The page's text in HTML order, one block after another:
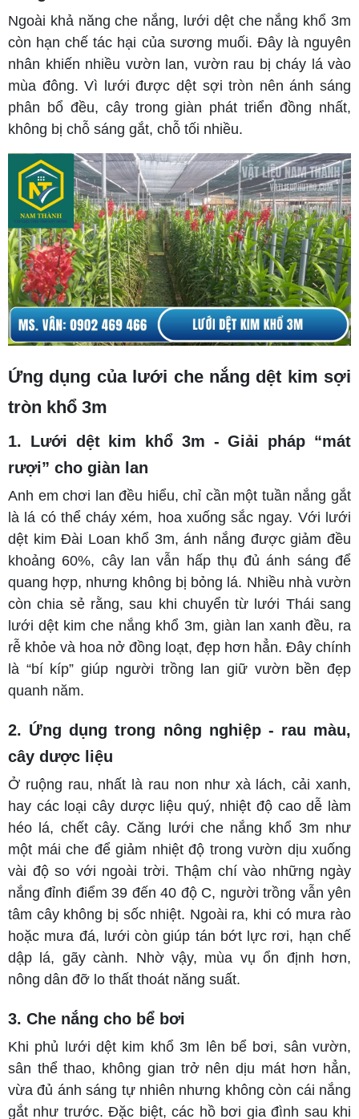
Ngoài khả năng che nắng, lưới dệt che nắng khổ 3m
còn hạn chế tác hại của sương muối. Đây là nguyên
nhân khiến nhiều vườn lan, vườn rau bị cháy lá vào
mùa đông. Vì lưới được dệt sợi tròn nên ánh sáng
phân bổ đều, cây trong giàn phát triển đồng nhất,
không bị chỗ sáng gắt, chỗ tối nhiều.
Ứng dụng của lưới che nắng dệt kim sợi
tròn khổ 3m
1. Lưới dệt kim khổ 3m - Giải pháp “mát
rượi” cho giàn lan
Anh em chơi lan đều hiểu, chỉ cần một tuần nắng gắt
là lá có thể cháy xém, hoa xuống sắc ngay. Với lưới
dệt kim Đài Loan khổ 3m, ánh nắng được giảm đều
khoảng 60%, cây lan vẫn hấp thụ đủ ánh sáng để
quang hợp, nhưng không bị bỏng lá. Nhiều nhà vườn
còn chia sẻ rằng, sau khi chuyển từ lưới Thái sang
lưới dệt kim che nắng khổ 3m, giàn lan xanh đều, ra
rễ khỏe và hoa nở đồng loạt, đẹp hơn hẳn. Đây chính
là “bí kíp” giúp người trồng lan giữ vườn bền đẹp
quanh năm.
2. Ứng dụng trong nông nghiệp - rau màu,
cây dược liệu
Ở ruộng rau, nhất là rau non như xà lách, cải xanh,
hay các loại cây dược liệu quý, nhiệt độ cao dễ làm
héo lá, chết cây. Căng lưới che nắng khổ 3m như
một mái che để giảm nhiệt độ trong vườn dịu xuống
vài độ so với ngoài trời. Thậm chí vào những ngày
nắng đỉnh điểm 39 đến 40 độ C, người trồng vẫn yên
tâm cây không bị sốc nhiệt. Ngoài ra, khi có mưa rào
hoặc mưa đá, lưới còn giúp tán bớt lực rơi, hạn chế
dập lá, gãy cành. Nhờ vậy, mùa vụ ổn định hơn,
nông dân đỡ lo thất thoát năng suất.
3. Che nắng cho bể bơi
Khi phủ lưới dệt kim khổ 3m lên bể bơi, sân vườn,
sân thể thao, không gian trở nên dịu mát hơn hẳn,
vừa đủ ánh sáng tự nhiên nhưng không còn cái nắng
gắt như trước. Đặc biệt, các hồ bơi gia đình sau khi